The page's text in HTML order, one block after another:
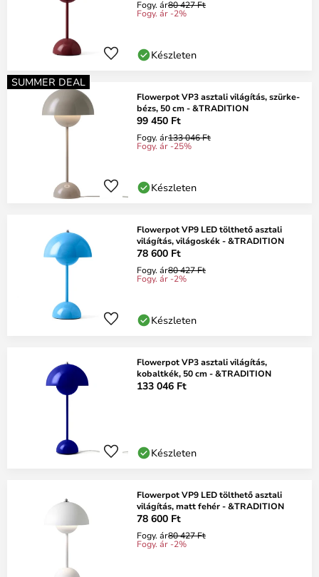
Fogy. ár80 427 Ft
Fogy. ár -2%
Készleten
SUMMER DEAL
Flowerpot VP3 asztali világítás, szürke-
bézs, 50 cm - &TRADITION
99 450 Ft
Fogy. ár133 046 Ft
Fogy. ár -25%
Készleten
Flowerpot VP9 LED tölthető asztali
világítás, világoskék - &TRADITION
78 600 Ft
Fogy. ár80 427 Ft
Fogy. ár -2%
Készleten
Flowerpot VP3 asztali világítás,
kobaltkék, 50 cm - &TRADITION
133 046 Ft
Készleten
Flowerpot VP9 LED tölthető asztali
világítás, matt fehér - &TRADITION
78 600 Ft
Fogy. ár80 427 Ft
Fogy. ár -2%